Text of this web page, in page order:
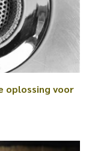
oplossing voor